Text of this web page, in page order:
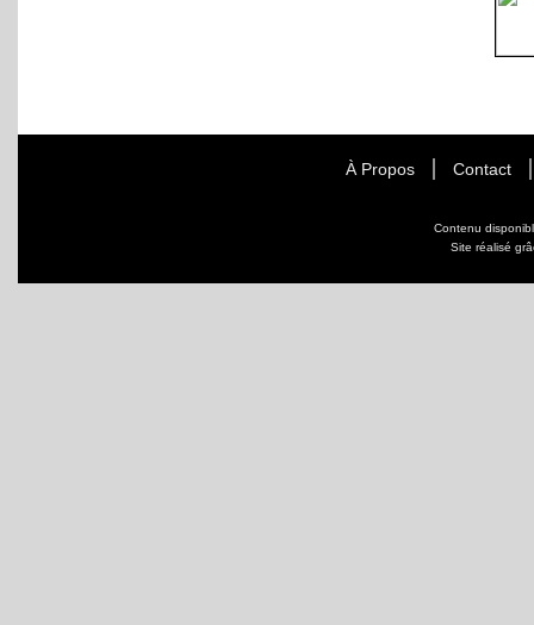
À Propos Contact
Contenu
Site réalisé